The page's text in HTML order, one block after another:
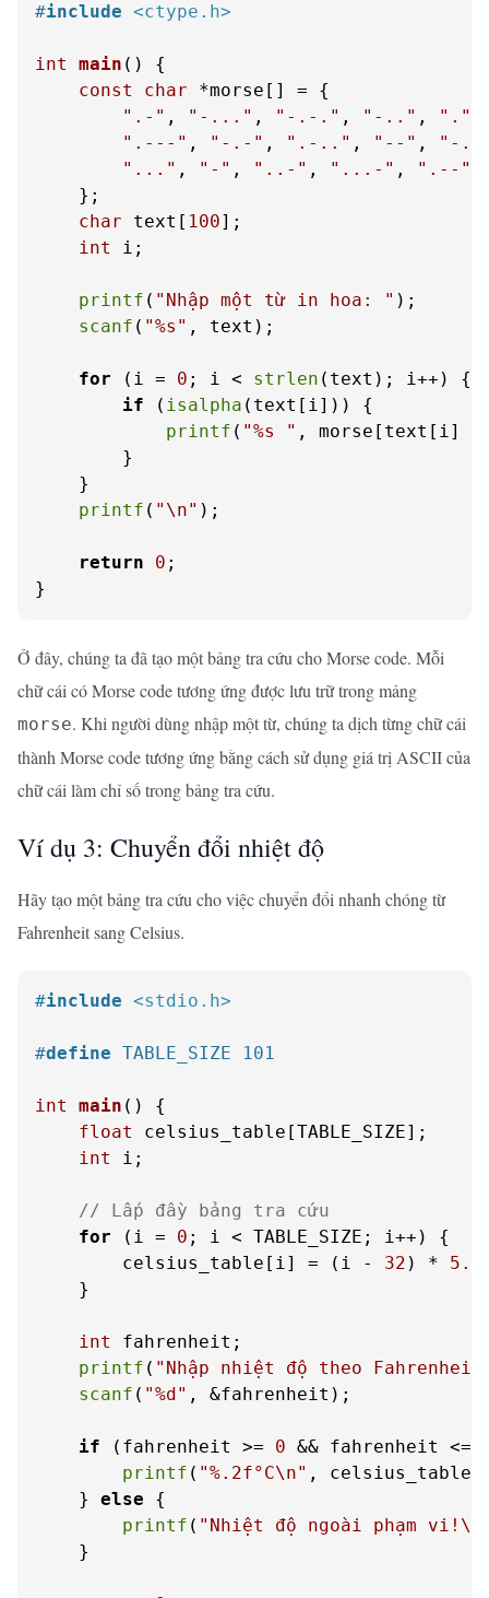
#include <ctype.h>
int main ()
{
const
char *morse[] = {
".-" , "-..." , "-.-." , "-.." , "."
".---" , "-.-" , ".-.." , "--" , "-."
"..." , "-" , "..-" , "...-" , ".--"
    };
char text[ 100];
int
i;
printf ( "Nhập một từ in hoa: " );
scanf ( "%s" , text);
for (i = 0 ; i < strlen (text); i++) {
if ( isalpha (text[i])) {
printf ( "%s " , morse[text[i]
        }
    }
printf ( "\n" );
return 0 ;
}
Ở đây, chúng ta đã tạo một bảng tra cứu cho Morse code. Mỗi
chữ cái có Morse code tương ứng được lưu trữ trong mảng
morse. Khi người dùng nhập một từ, chúng ta dịch từng chữ cái
thành Morse code tương ứng bằng cách sử dụng giá trị ASCII của
chữ cái làm chỉ số trong bảng tra cứu.
Ví dụ 3: Chuyển đổi nhiệt độ
Hãy tạo một bảng tra cứu cho việc chuyển đổi nhanh chóng từ
Fahrenheit sang Celsius.
#include <stdio.h>
#define TABLE_SIZE 101
int main ()
{
float
celsius_table[TABLE_SIZE];
int
i;
// Lấp đầy bảng tra cứu
for (i = 0 ; i < TABLE_SIZE; i++) {
        celsius_table[i] = (i -
32 ) * 5.0
    }
int
fahrenheit;
printf ( "Nhập nhiệt độ theo
scanf ( "%d" , &fahrenheit);
if (fahrenheit >= 0 && fahrenheit <=
printf ( "%.2f°C\n" ,
    }
else {
printf ( "Nhiệt độ ngoài phạm
    }